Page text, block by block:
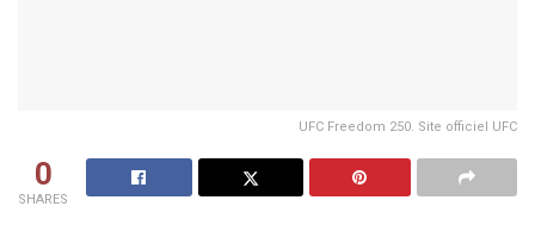
UFC Freedom 250. Site officiel UFC
0
SHARES